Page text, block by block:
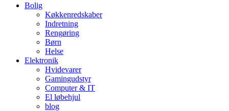
Bolig
Køkkenredskaber
Indretning
Rengøring
Børn
Helse
Elektronik
Hvidevarer
Gamingudstyr
Computer & IT
El løbehjul
blog